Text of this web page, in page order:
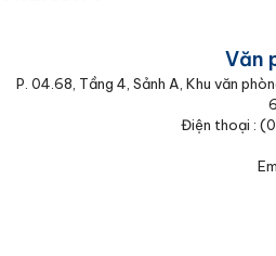
Văn
P. 04.68, Tầng 4, Sảnh A, Khu văn
Điện thoại :